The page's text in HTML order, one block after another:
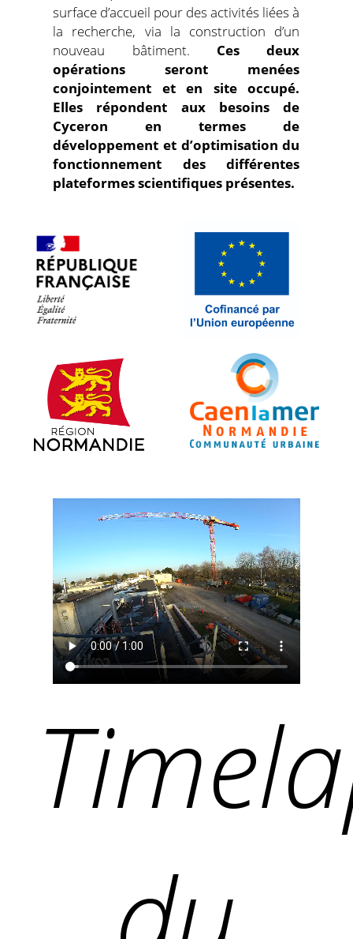
surface d’accueil pour des activités liées à
la recherche, via la construction d’un
nouveau bâtiment. Ces deux
opérations seront menées
conjointement et en site occupé.
Elles répondent aux besoins de
Cyceron en termes de
développement et d’optimisation du
fonctionnement des différentes
plateformes scientifiques présentes.